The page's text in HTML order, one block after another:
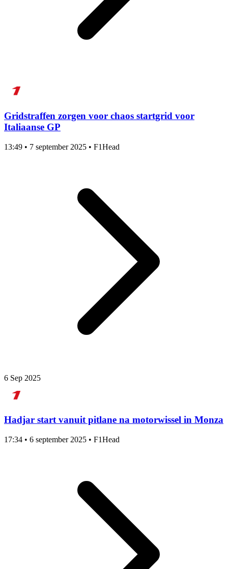
Gridstraffen zorgen voor chaos startgrid voor
Italiaanse GP
13:49 • 7 september 2025 • F1Head
6 Sep 2025
Hadjar start vanuit pitlane na motorwissel in Monza
17:34 • 6 september 2025 • F1Head